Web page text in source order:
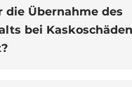
die Übernahme des
bei